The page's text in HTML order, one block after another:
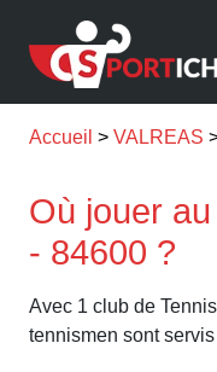
Accueil VALREAS
Où jouer
- 84600 ?
Avec 1 club de
tennismen sont